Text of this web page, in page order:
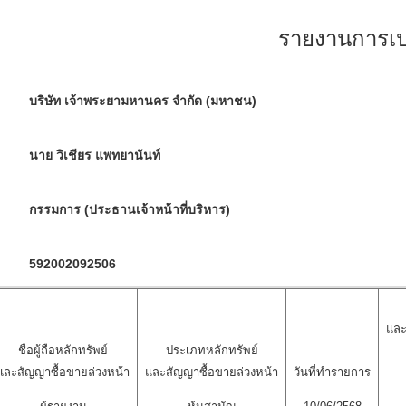
รายงานการ
บริษัท เจ้าพระยามหานคร จำกัด (มหาชน)
นาย วิเชียร แพทยานันท์
กรรมการ (ประธานเจ้าหน้าที่บริหาร)
592002092506
ชื่อผู้ถือหลักทรัพย์
ละสัญญาซื้อขายล่วงหน้า
ประเภทหลักทรัพย์
และสัญญาซื้อขายล่วงหน้า
วันที่ทำรายการ
แล